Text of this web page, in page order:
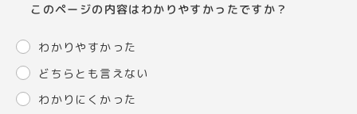
このページの内容はわかりやすかったですか？
わかりやすかった
どちらとも言えない
わかりにくかった